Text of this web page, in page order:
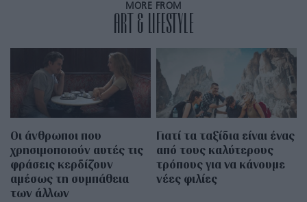
MORE FROM
ART & LIFESTYLE
Οι άνθρωποι που
χρησιμοποιούν αυτές τις
φράσεις κερδίζουν
αμέσως τη συμπάθεια
των άλλων
Γιατί τα ταξίδια είναι ένας
από τους καλύτερους
τρόπους για να κάνουμε
νέες φιλίες